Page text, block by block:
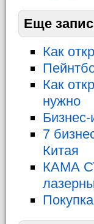
Еще
Как
Как
нужно
7
Китая
КАМА